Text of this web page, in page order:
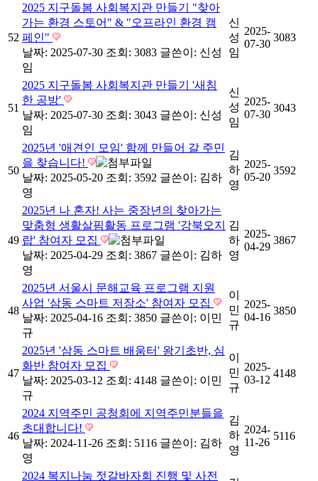
52
2025 지구돌봄 사회복지관 만들기 "찾아
가는 환경 스토어" & "오프라인 환경 캠
페인"
날짜: 2025-07-30 조회: 3083 글쓴이: 신성
임
신
성
임
2025-
07-30
3083
51
2025 지구돌봄 사회복지관 만들기 '새침
한 공방'
날짜: 2025-07-30 조회: 3043 글쓴이: 신성
임
신
성
임
2025-
07-30
3043
50
2025년 '애견인 모임' 함께 만들어 갈 주민
을 찾습니다!
날짜: 2025-05-20 조회: 3592 글쓴이: 김하
영
김
하
영
2025-
05-20
3592
49
2025년 나 혼자! 사는 중장년의 찾아가는
맞춤형 생활살핌활동 프로그램 '강북오지
랍' 참여자 모집
날짜: 2025-04-29 조회: 3867 글쓴이: 김하
영
김
하
영
2025-
04-29
3867
48
2025년 서울시 문해교육 프로그램 지원
사업 '삼동 스마트 저장소' 참여자 모집
날짜: 2025-04-16 조회: 3850 글쓴이: 이민
규
이
민
규
2025-
04-16
3850
47
2025년 '삼동 스마트 배움터' 왕기초반, 심
화반 참여자 모집
날짜: 2025-03-12 조회: 4148 글쓴이: 이민
규
이
민
규
2025-
03-12
4148
46
2024 지역주민 공청회에 지역주민분들을
초대합니다!
날짜: 2024-11-26 조회: 5116 글쓴이: 김하
영
김
하
영
2024-
11-26
5116
2024 복지나눔 젓갈바자회 진행 및 사전